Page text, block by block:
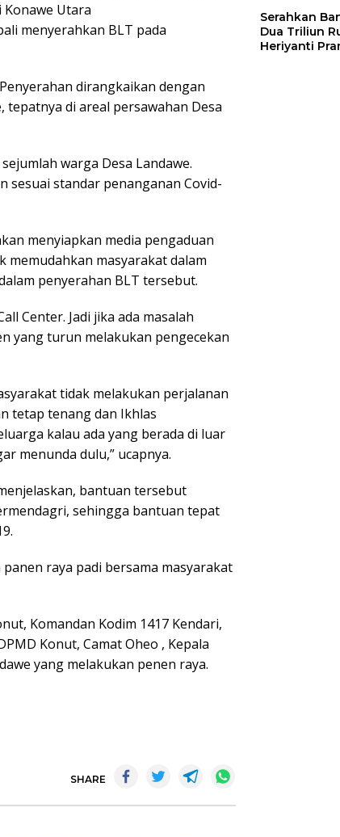
Konawe Utara
menyerahkan BLT pada
dirangkaikan dengan
tepatnya di areal persawahan Desa
warga Desa Landawe.
standar penanganan Covid-
menyiapkan media pengaduan
memudahkan masyarakat dalam
penyerahan BLT tersebut.
Center. Jadi jika ada masalah
yang turun melakukan pengecekan
tidak melakukan perjalanan
tetap tenang dan Ikhlas
kalau ada yang berada di luar
menunda dulu,” ucapnya.
bantuan tersebut
sehingga bantuan tepat
raya padi bersama masyarakat
Komandan Kodim 1417 Kendari,
Konut, Camat Oheo , Kepala
yang melakukan penen raya.
SHARE
Serahkan
Dua Triliun
Heriyanti